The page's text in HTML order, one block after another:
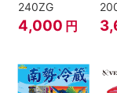
240ZG
4,000 円